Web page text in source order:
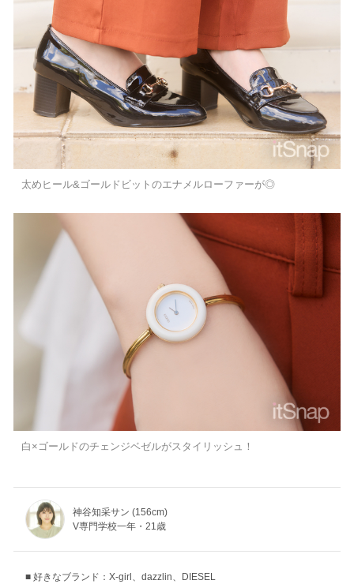
太めヒール&ゴールドビットのエナメルローファーが◎
白×ゴールドのチェンジベゼルがスタイリッシュ！
神谷知采サン (156cm)
V専門学校一年・21歳
好きなブランド：X-girl、dazzlin、DIESEL